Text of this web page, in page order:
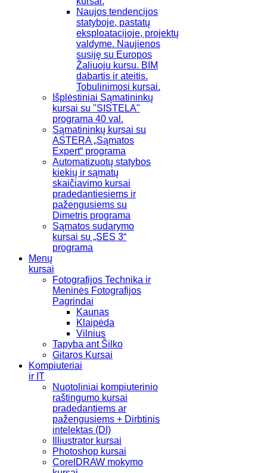
Naujos tendencijos
statyboje, pastatų
eksploatacijoje, projektų
valdyme. Naujienos
susiję su Europos
Žaliuoju kursu. BIM
dabartis ir ateitis.
Tobulinimosi kursai.
Išplėstiniai Sąmatininkų
kursai su "SISTELA"
programa 40 val.
Sąmatininkų kursai su
ASTERA „Sąmatos
Expert“ programa
Automatizuotų statybos
kiekių ir sąmatų
skaičiavimo kursai
pradedantiesiems ir
pažengusiems su
Dimetris programa
Sąmatos sudarymo
kursai su „SES 3“
programa
Menų
kursai
Fotografijos Technika ir
Meninės Fotografijos
Pagrindai
Kaunas
Klaipėda
Vilnius
Tapyba ant Šilko
Gitaros Kursai
Kompiuteriai
ir IT
Nuotoliniai kompiuterinio
raštingumo kursai
pradedantiems ar
pažengusiems + Dirbtinis
intelektas (DI)
Illiustrator kursai
Photoshop kursai
CorelDRAW mokymo